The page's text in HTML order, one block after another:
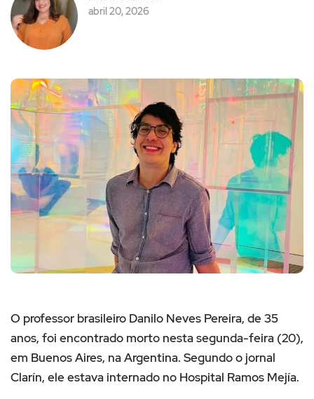
abril 20, 2026
O professor brasileiro Danilo Neves Pereira, de 35
anos, foi encontrado morto nesta segunda-feira (20),
em Buenos Aires, na Argentina. Segundo o jornal
Clarín, ele estava internado no Hospital Ramos Mejía.